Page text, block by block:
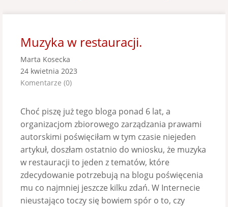
Muzyka w restauracji.
Marta Kosecka
24 kwietnia 2023
Komentarze (0)
Choć piszę już tego bloga ponad 6 lat, a
organizacjom zbiorowego zarządzania prawami
autorskimi poświęciłam w tym czasie niejeden
artykuł, doszłam ostatnio do wniosku, że muzyka
w restauracji to jeden z tematów, które
zdecydowanie potrzebują na blogu poświęcenia
mu co najmniej jeszcze kilku zdań. W Internecie
nieustająco toczy się bowiem spór o to, czy